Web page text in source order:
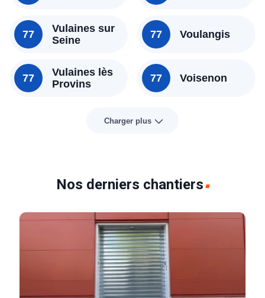
77
Vulaines sur
Seine
77
Vulaines lès
Provins
77 Voulangis
77 Voisenon
Charger plus
Nos derniers chantiers